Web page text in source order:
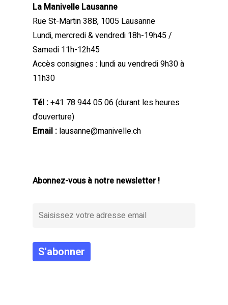
La Manivelle Lausanne
Rue St-Martin 38B, 1005 Lausanne
Lundi, mercredi & vendredi 18h-19h45 /
Samedi 11h-12h45
Accès consignes : lundi au vendredi 9h30 à
11h30
Tél :+41 78 944 05 06(durant les heures
d’ouverture)
Email : lausanne@manivelle.ch
Abonnez-vous à notre newsletter !